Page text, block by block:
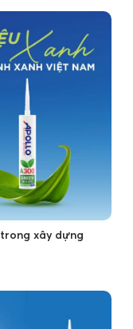
xây dựng